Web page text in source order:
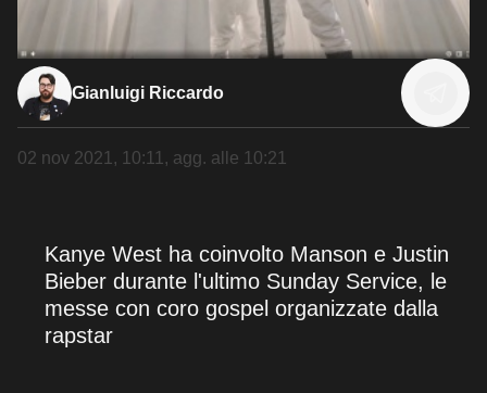
Gianluigi Riccardo
02 nov 2021, 10:11 , agg. alle 10:21
Kanye West ha coinvolto Manson e Justin
Bieber durante l'ultimo Sunday Service, le
messe con coro gospel organizzate dalla
rapstar